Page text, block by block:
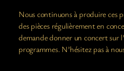
Nous continuons à produire ces
des pièces régulièrement en
demande donner un concert sur
programmes. N’hésitez pas à